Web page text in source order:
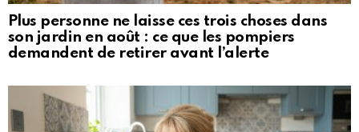
Plus personne ne laisse ces trois choses dans
son jardin en août : ce que les pompiers
demandent de retirer avant l’alerte